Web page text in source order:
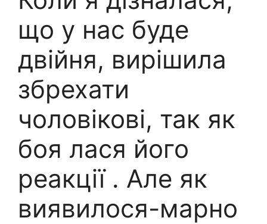
що у нас буде
двійня, вирішила
збрехати
чоловікові, так як
боя лася його
реакції . Але як
виявилося-марно